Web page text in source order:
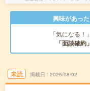
興味があっ
「気になる
「面談確約」
未読 掲載日 2026/08/02